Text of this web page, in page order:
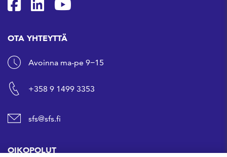
SFS Facebookissa
SFS Linkedinissä
SFS Youtubessa
OTA YHTEYTTÄ
Avoinna ma-pe 9−15
+358 9 1499 3353
sfs@sfs.fi
OIKOPOLUT